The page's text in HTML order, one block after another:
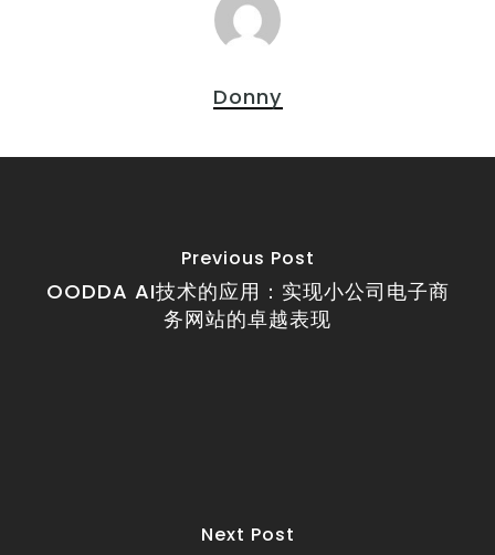
Donny
Previous Post
OODDA AI技术的应用：实现小公司电子商
务网站的卓越表现
Next Post